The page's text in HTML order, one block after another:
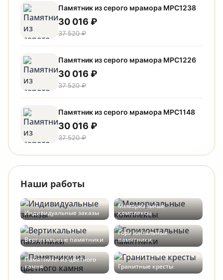
Памятник из серого мрамора МРС1238
30 016 ₽
37 520 ₽
Памятник из серого мрамора МРС1226
30 016 ₽
37 520 ₽
Памятник из серого мрамора МРС1148
30 016 ₽
37 520 ₽
Наши работы
Индивидуальные заказы
Мемориальные
комплексы
Вертикальные памятники
Горизонтальные
памятники
Памятники из цветного
камня
Гранитные кресты